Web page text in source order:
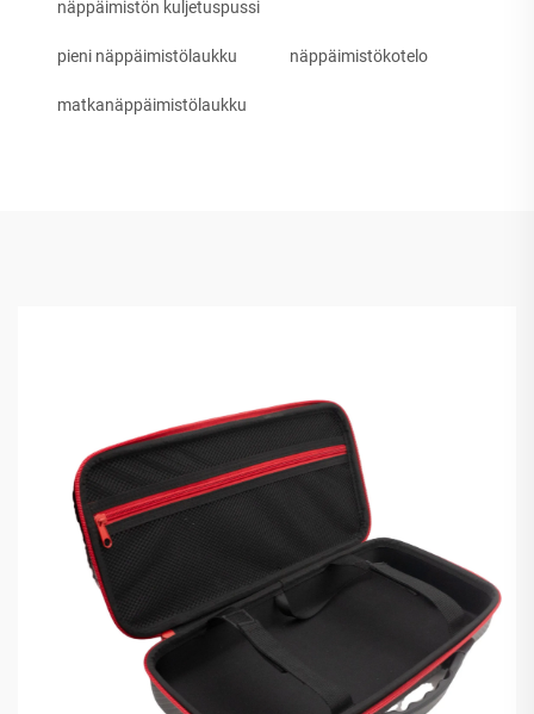
näppäimistön kuljetuspussi
pieni näppäimistölaukku näppäimistökotelo
matkanäppäimistölaukku